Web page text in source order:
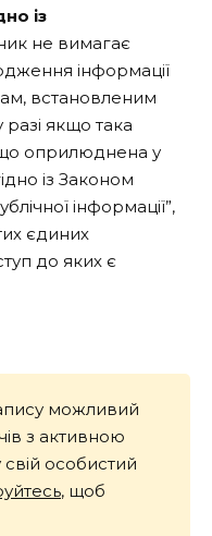
із
не вимагає
інформації
встановленим
разі якщо така
оприлюднена у
із Законом
інформації”,
єдиних
до яких є
можливий
з активною
свій особистий
, щоб